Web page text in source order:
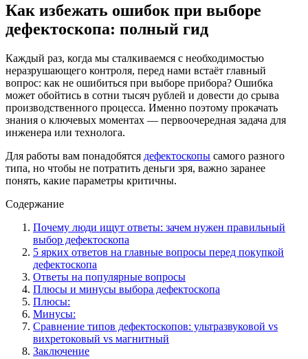
Как избежать ошибок при выборе
дефектоскопа: полный гид
Каждый раз, когда мы сталкиваемся с необходимостью
неразрушающего контроля, перед нами встаёт главный
вопрос: как не ошибиться при выборе прибора? Ошибка
может обойтись в сотни тысяч рублей и довести до срыва
производственного процесса. Именно поэтому прокачать
знания о ключевых моментах — первоочередная задача для
инженера или технолога.
Для работы вам понадобятся дефектоскопы самого разного
типа, но чтобы не потратить деньги зря, важно заранее
понять, какие параметры критичны.
Содержание
Почему люди ищут ответы: зачем нужен правильный
выбор дефектоскопа
5 ярких ответов на главные вопросы перед покупкой
дефектоскопа
Ответы на популярные вопросы
Плюсы и минусы выбора дефектоскопа
Плюсы:
Минусы:
Сравнение типов дефектоскопов: ультразвуковой vs
вихретоковый vs магнитный
Заключение